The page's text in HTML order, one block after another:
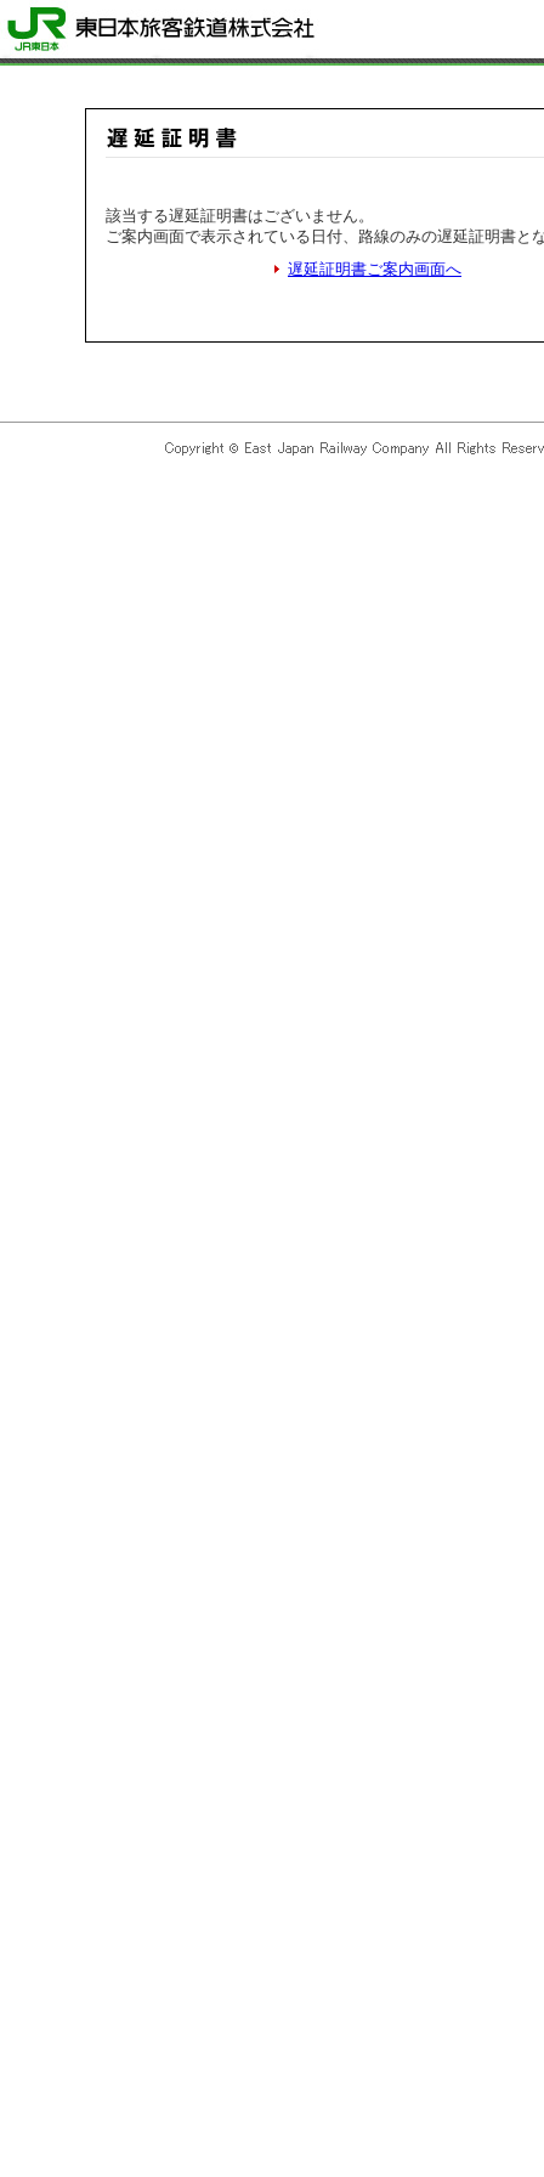
該当する遅延証明書はございません。
ご案内画面で表示されている日付、路線のみの遅延証明書と
遅延証明書ご案内画面へ